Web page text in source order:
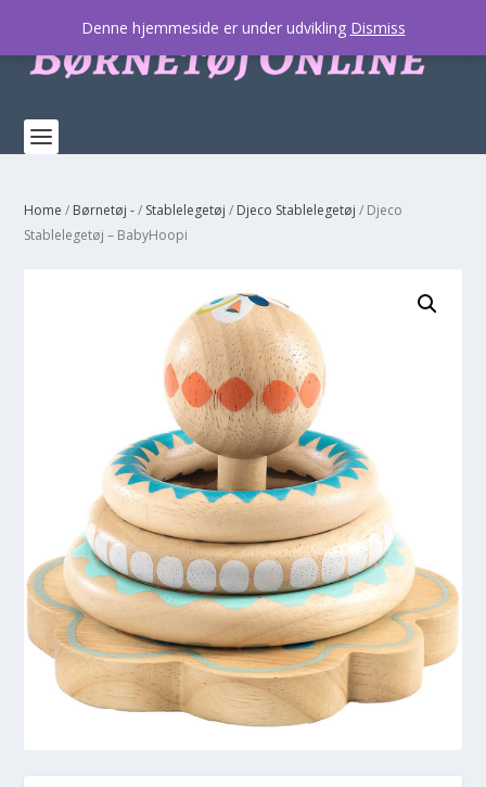
Home / Børnetøj -/ Stablelegetøj / Djeco Stablelegetøj / Djeco
Stablelegetøj – BabyHoopi
Denne hjemmeside er under udvikling Dismiss